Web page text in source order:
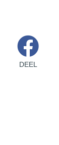
DEEL